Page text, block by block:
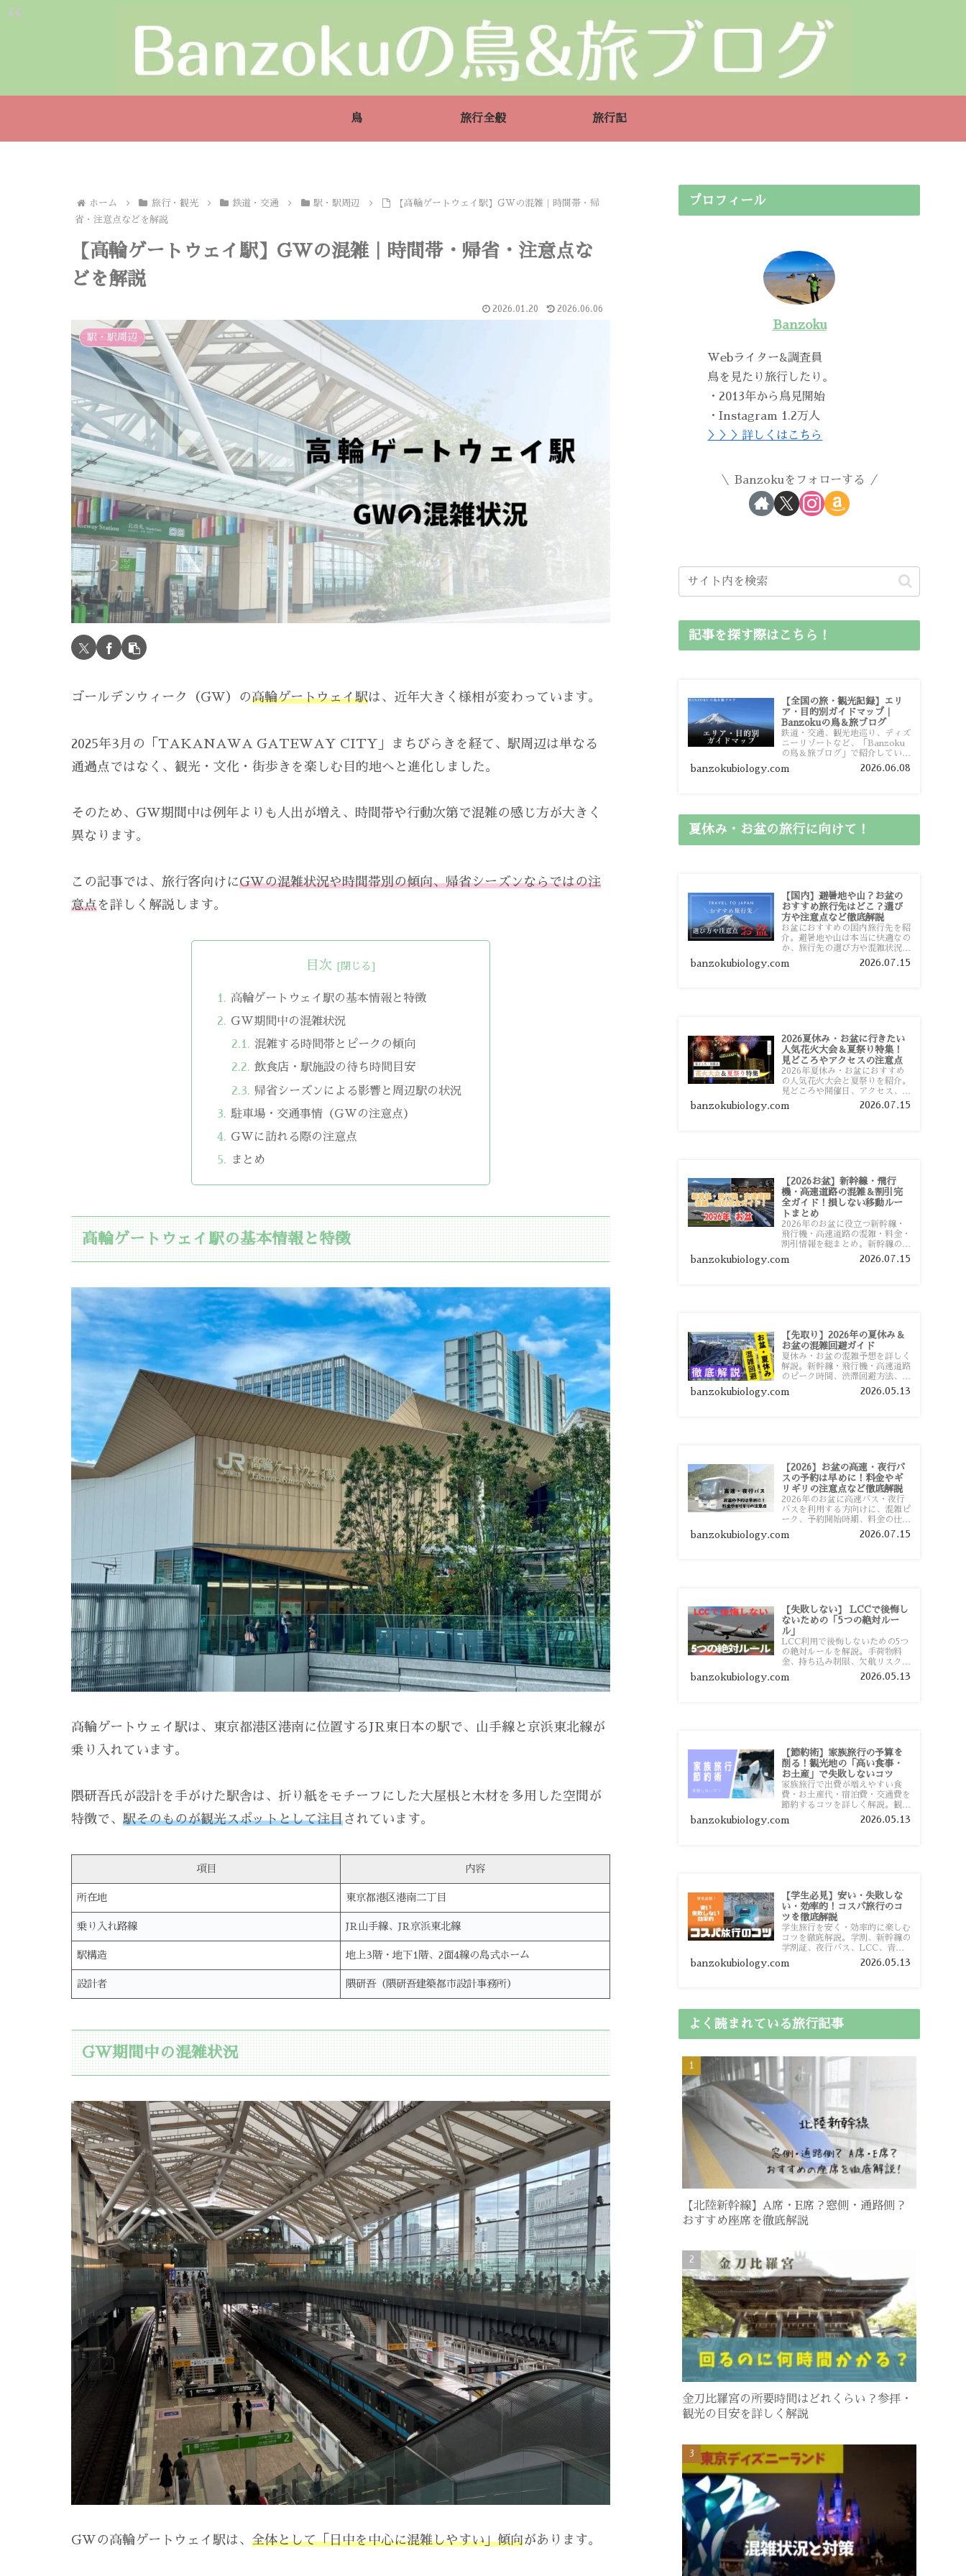
鳥 旅行全般 旅行記
ホーム 旅行・観光 鉄道・交通 駅・駅周辺
【高輪ゲートウェイ駅】GWの混雑｜時間帯・帰
省・注意点などを解説
【高輪ゲートウェイ駅】GWの混雑｜時間帯・帰省・注意点な
どを解説
2026.01.20 2026.06.06
駅・駅周辺
ゴールデンウィーク（GW）の高輪ゲートウェイ駅は、近年大きく様相が変わっています。
2025年3月の「TAKANAWA GATEWAY CITY」まちびらきを経て、駅周辺は単なる
通過点ではなく、観光・文化・街歩きを楽しむ目的地へと進化しました。
そのため、GW期間中は例年よりも人出が増え、時間帯や行動次第で混雑の感じ方が大きく
異なります。
この記事では、旅行客向けにGWの混雑状況や時間帯別の傾向、帰省シーズンならではの注
意点を詳しく解説します。
目次
高輪ゲートウェイ駅の基本情報と特徴
GW期間中の混雑状況
混雑する時間帯とピークの傾向
飲食店・駅施設の待ち時間目安
帰省シーズンによる影響と周辺駅の状況
駐車場・交通事情（GWの注意点）
GWに訪れる際の注意点
まとめ
高輪ゲートウェイ駅の基本情報と特徴
高輪ゲートウェイ駅は、東京都港区港南に位置するJR東日本の駅で、山手線と京浜東北線が
乗り入れています。
隈研吾氏が設計を手がけた駅舎は、折り紙をモチーフにした大屋根と木材を多用した空間が
特徴で、 駅そのものが観光スポットとして注目されています。
項目 内容
所在地 東京都港区港南二丁目
乗り入れ路線 JR山手線、JR京浜東北線
駅構造 地上3階・地下1階、2面4線の島式ホーム
設計者 隈研吾（隈研吾建築都市設計事務所）
GW期間中の混雑状況
GWの高輪ゲートウェイ駅は、 全体として「日中を中心に混雑しやすい」傾向があります。
プロフィール
Banzoku
Webライター&調査員
鳥を見たり旅行したり。
・2013年から鳥見開始
・Instagram 1.2万人
＞＞＞詳しくはこちら
Banzokuをフォローする
記事を探す際はこちら！
【全国の旅・観光記録】エリ
ア・目的別ガイドマップ｜
Banzokuの鳥＆旅ブログ
鉄道・交通、観光地巡り、ディズ
ニーリゾートなど、「Banzoku
の鳥＆旅ブログ」で紹介している
全国の旅行・観光記録をエリアや
目的別に整理しました。あなたが
banzokubiology.com 2026.06.08
夏休み・お盆の旅行に向けて！
【国内】避暑地や山？お盆の
おすすめ旅行先はどこ？選び
方や注意点など徹底解説
お盆におすすめの国内旅行先を紹
介。避暑地や山は本当に快適なの
か、旅行先の選び方や混雑状況、
注意点、比較的混雑を避けやすい
おすすめスポットまで旅行前に役
banzokubiology.com 2026.07.15
2026夏休み・お盆に行きたい
人気花火大会＆夏祭り特集！
見どころやアクセスの注意点
2026年夏休み・お盆におすすめ
の人気花火大会と夏祭りを紹介。
見どころや開催日、アクセス、混
雑対策、旅行前に知っておきたい
注意点をわかりやすく解説しま
banzokubiology.com 2026.07.15
【2026お盆】新幹線・飛行
機・高速道路の混雑＆割引完
全ガイド！損しない移動ルー
トまとめ
2026年のお盆に役立つ新幹線・
飛行機・高速道路の混雑・料金・
割引情報を総まとめ。新幹線の予
約や最繁忙期料金、飛行機を安く
予約するコツ、高速道路の休日割
banzokubiology.com 2026.07.15
【先取り】2026年の夏休み＆
お盆の混雑回避ガイド
夏休み・お盆の混雑予想を詳しく
解説。新幹線・飛行機・高速道路
のピーク時間、渋滞回避方法、混
雑しやすい観光地、交通手段別の
特徴まで旅行者向けに分かりやす
banzokubiology.com 2026.05.13
【2026】お盆の高速・夜行バ
スの予約は早めに！料金やギ
リギリの注意点など徹底解説
2026年のお盆に高速バス・夜行
バスを利用する方向けに、混雑ピ
ーク、予約開始時期、料金の仕組
み、キャンセル待ちのコツ、直前
予約の注意点まで詳しく解説しま
banzokubiology.com 2026.07.15
【失敗しない】 LCCで後悔し
ないための「5つの絶対ルー
ル」
LCC利用で後悔しないための5つ
の絶対ルールを解説。手荷物料
金、持ち込み制限、欠航リスク、
時間厳守など、格安航空会社を利
用する前に知っておきたい注意点
banzokubiology.com 2026.05.13
【節約術】家族旅行の予算を
削る！観光地の「高い食事・
お土産」で失敗しないコツ
家族旅行で出費が増えやすい食
費・お土産代・宿泊費・交通費を
節約するコツを詳しく解説。観光
地価格を避ける方法や、早割・ス
ーパー活用術、予算管理のポイン
banzokubiology.com 2026.05.13
【学生必見】安い・失敗しな
い・効率的！コスパ旅行のコ
ツを徹底解説
学生旅行を安く・効率的に楽しむ
コツを徹底解説。学割、新幹線の
学割証、夜行バス、LCC、青春
18きっぷ、レンタカー割り勘な
ど、学生向けの節約旅行術を詳し
banzokubiology.com 2026.05.13
よく読まれている旅行記事
【北陸新幹線】A席・E席？窓側・通路側？
おすすめ座席を徹底解説
金刀比羅宮の所要時間はどれくらい？参拝・
観光の目安を詳しく解説